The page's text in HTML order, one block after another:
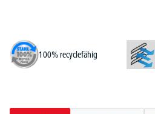
100% recyclefähig